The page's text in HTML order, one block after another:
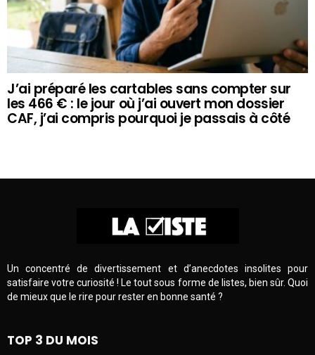
J’ai préparé les cartables sans compter sur
les 466 € : le jour où j’ai ouvert mon dossier
CAF, j’ai compris pourquoi je passais à côté
Un concentré de divertissement et d’anecdotes insolites pour
satisfaire votre curiosité ! Le tout sous forme de listes, bien sûr. Quoi
de mieux que le rire pour rester en bonne santé ?
TOP 3 DU MOIS